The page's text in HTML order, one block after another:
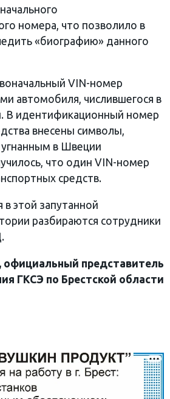
номера, что позволило в
«биографию» данного
VIN-номер
автомобиля, числившегося в
В идентификационный номер
внесены символы,
угнанным в Швеции
что один VIN-номер
средств.
этой запутанной
разбираются сотрудники
представитель
ГКСЭ по Брестской области